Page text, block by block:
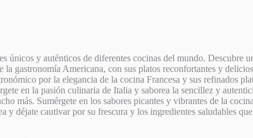
únicos y auténticos de diferentes cocinas del mundo. Descubre
la gastronomía Americana, con sus platos reconfortantes y
por la elegancia de la cocina Francesa y sus refinados
en la pasión culinaria de Italia y saborea la sencillez y
más. Sumérgete en los sabores picantes y vibrantes de la
y déjate cautivar por su frescura y los ingredientes saludables